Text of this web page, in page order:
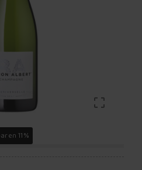

11%